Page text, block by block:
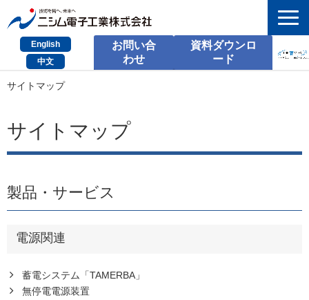
English
中文
お問い合
わせ
資料ダウンロ
ード
サイトマップ
サイトマップ
製品・サービス
電源関連
蓄電システム「TAMERBA」
無停電電源装置